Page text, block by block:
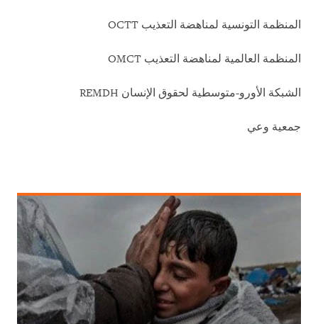
المنظمة التونسية لمناهضة التعذيب OCTT
المنظمة العالمية لمناهضة التعذيب OMCT
الشبكة الأورو-متوسطية لحقوق الإنسان REMDH
جمعية وعي